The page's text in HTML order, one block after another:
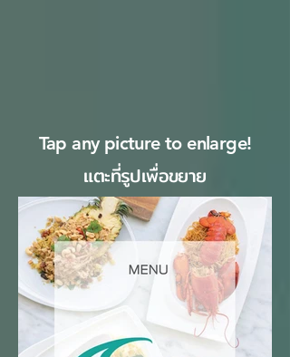
Tap any picture to enlarge!
แตะที่รูปเพื่อขยาย